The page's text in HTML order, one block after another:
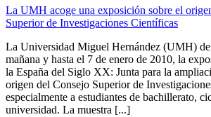
La UMH acoge una exposición sobre el
Superior de Investigaciones Científicas
La Universidad Miguel Hernández (UMH) de
mañana y hasta el 7 de enero de 2010, la
la España del Siglo XX: Junta para la
origen del Consejo Superior de
especialmente a estudiantes de bachillerato,
universidad. La muestra [...]